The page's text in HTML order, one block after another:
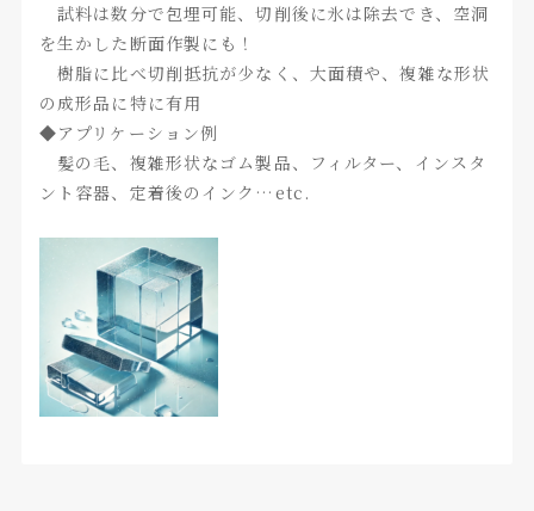
試料は数分で包埋可能、切削後に氷は除去でき、空洞
を生かした断面作製にも！
樹脂に比べ切削抵抗が少なく、大面積や、複雑な形状
の成形品に特に有用
◆アプリケーション例
髪の毛、複雑形状なゴム製品、フィルター、インスタ
ント容器、定着後のインク…etc.